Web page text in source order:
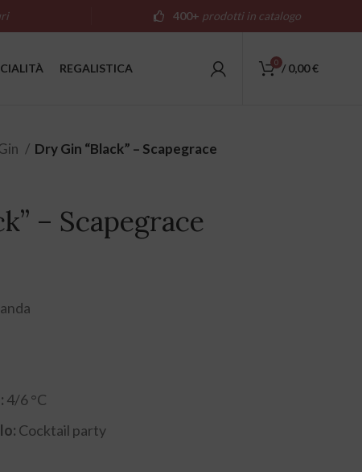
REGALISTICA 0 / 0,00€
Dry Gin “Black” – Scapegrace
– Scapegrace
4/6 °C
Cocktail party
400+ prodotti in catalogo